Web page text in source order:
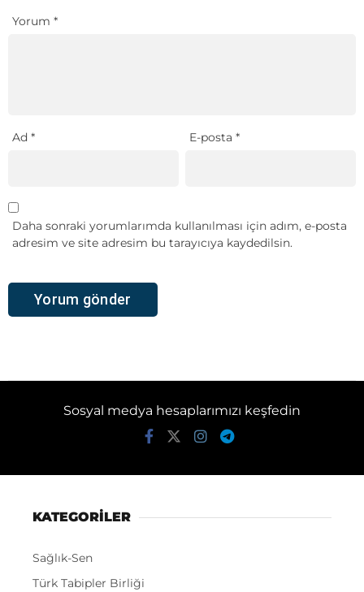
Yorum *
Ad * E-posta*
Daha sonraki yorumlarımda kullanılması için adım, e-posta
adresim ve site adresim bu tarayıcıya kaydedilsin.
Sosyal medya hesaplarımızı keşfedin
KATEGORİLER
Sağlık-Sen
Türk Tabipler Birliği